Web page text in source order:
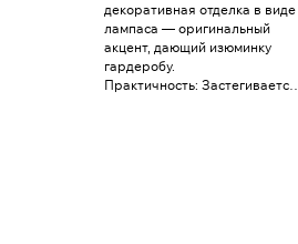
декоративная отделка в виде
лампаса — оригинальный
акцент, дающий изюминку
гардеробу.
Практичность: Застегивается